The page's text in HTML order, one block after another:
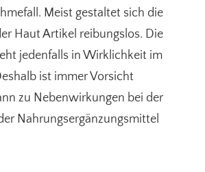
Meist gestaltet sich die
Haut Artikel reibungslos. Die
jedenfalls in Wirklichkeit im
ist immer Vorsicht
zu Nebenwirkungen bei der
Nahrungsergänzungsmittel